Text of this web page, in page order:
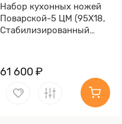
Набор кухонных ножей
Поварской-5 ЦМ (95Х18,
Стабилизированный
61 600 ₽